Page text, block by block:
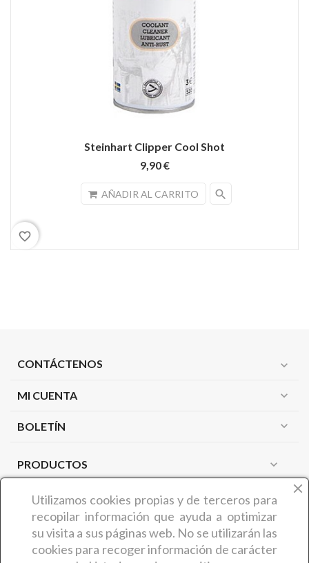
Steinhart Clipper Cool Shot
9,90 €
AÑADIR AL CARRITO search
favorite_border
CONTÁCTENOS expand_more
MI CUENTA expand_more
BOLETÍN expand_more
PRODUCTOS expand_more
NUESTRA EMPRESA expand_more
¿QUIÉNES SOMOS?
Utilizamos cookies propias y de terceros para
recopilar información que ayuda a optimizar
su visita a sus páginas web. No se utilizarán las
cookies para recoger información de carácter